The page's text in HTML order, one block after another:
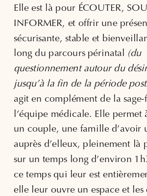
Elle est là pour ÉCOUTER,
INFORMER, et offrir une
sécurisante, stable et
long du parcours périnatal (du
questionnement autour du
jusqu’à la fin de la période
agit en complément de la
l’équipe médicale. Elle permet
un couple, une famille d’avoir
auprès d’elleux, pleinement là
sur un temps long d’environ
ce temps qui leur est
elle leur ouvre un espace et les